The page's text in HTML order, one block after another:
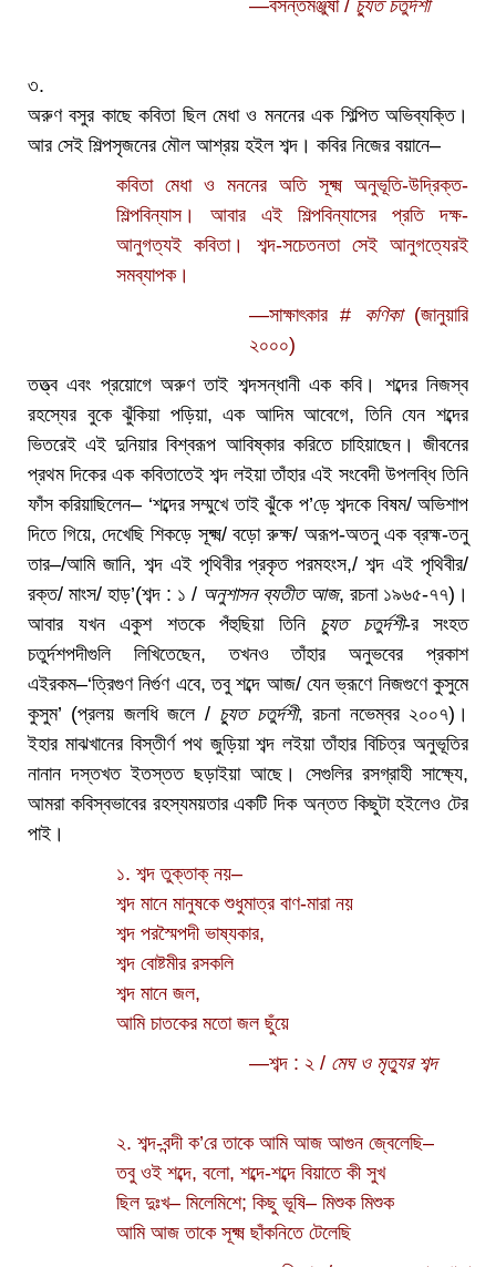
—বসন্তমঞ্জুষা / চ্যুত চতুর্দশী
৩.
অরুণ বসুর কাছে কবিতা ছিল মেধা ও মননের এক শিল্পিত অভিব্যক্তি।
আর সেই শিল্পসৃজনের মৌল আশ্রয় হইল শব্দ। কবির নিজের বয়ানে–
কবিতা মেধা ও মননের অতি সূক্ষ্ম অনুভূতি-উদ্রিক্ত-
শিল্পবিন্যাস। আবার এই শিল্পবিন্যাসের প্রতি দক্ষ-
আনুগত্যই কবিতা। শব্দ-সচেতনতা সেই আনুগত্যেরই
সমব্যাপক।
—সাক্ষাৎকার #
কণিকা(জানুয়ারি
২০০০)
তত্ত্ব এবং প্রয়োগে অরুণ তাই শব্দসন্ধানী এক কবি। শব্দের নিজস্ব
রহস্যের বুকে ঝুঁকিয়া পড়িয়া, এক আদিম আবেগে, তিনি যেন শব্দের
ভিতরেই এই দুনিয়ার বিশ্বরূপ আবিষ্কার করিতে চাহিয়াছেন। জীবনের
প্রথম দিকের এক কবিতাতেই শব্দ লইয়া তাঁহার এই সংবেদী উপলব্ধি তিনি
ফাঁস করিয়াছিলেন– ‘শব্দের সম্মুখে তাই ঝুঁকে প’ড়ে শব্দকে বিষম/ অভিশাপ
দিতে গিয়ে, দেখেছি শিকড়ে সূক্ষ্ম/ বড়ো রুক্ষ/ অরূপ-অতনু এক ব্রহ্ম-তনু
তার–/আমি জানি, শব্দ এই পৃথিবীর প্রকৃত পরমহংস,/ শব্দ এই পৃথিবীর/
রক্ত/ মাংস/ হাড়’(শব্দ : ১ / অনুশাসন ব্যতীত আজ, রচনা ১৯৬৫-৭৭)।
আবার যখন একুশ শতকে পঁহুছিয়া তিনি চ্যুত চতুর্দশী-র সংহত
চতুর্দশপদীগুলি লিখিতেছেন, তখনও তাঁহার অনুভবের প্রকাশ
এইরকম–‘ত্রিগুণ নির্গুণ এবে, তবু শব্দে আজ/ যেন ভ্রূণে নিজগুণে কুসুমে
কুসুম’ (প্রলয় জলধি জলে / চ্যুত চতুর্দশী, রচনা নভেম্বর ২০০৭)।
ইহার মাঝখানের বিস্তীর্ণ পথ জুড়িয়া শব্দ লইয়া তাঁহার বিচিত্র অনুভূতির
নানান দস্তখত ইতস্তত ছড়াইয়া আছে। সেগুলির রসগ্রাহী সাক্ষ্যে,
আমরা কবিস্বভাবের রহস্যময়তার একটি দিক অন্তত কিছুটা হইলেও টের
পাই।
১. শব্দ তুক্‌তাক্‌ নয়–
শব্দ মানে মানুষকে শুধুমাত্র বাণ-মারা নয়
শব্দ পরস্মৈপদী ভাষ্যকার,
শব্দ বোষ্টমীর রসকলি
শব্দ মানে জল,
আমি চাতকের মতো জল ছুঁয়ে
—শব্দ : ২ / মেঘ ও মৃত্যুর শব্দ
২. শব্দ-বন্দী ক’রে তাকে আমি আজ আগুন জ্বেলেছি–
তবু ওই শব্দে, বলো, শব্দে-শব্দে বিয়াতে কী সুখ
ছিল দুঃখ– মিলেমিশে; কিছু ভূষি– মিশুক মিশুক
আমি আজ তাকে সূক্ষ্ম ছাঁকনিতে টেলেছি